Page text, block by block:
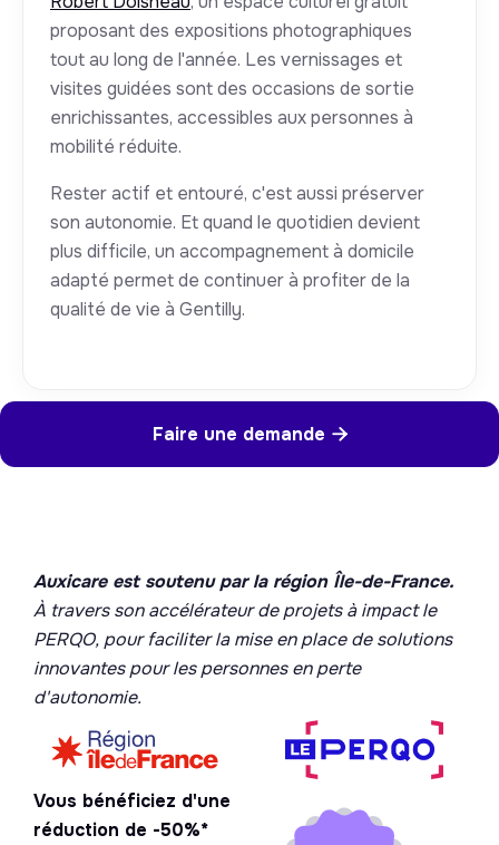
proposant des expositions photographiques
tout au long de l'année. Les vernissages et
visites guidées sont des occasions de sortie
enrichissantes, accessibles aux personnes à
mobilité réduite.
Rester actif et entouré, c'est aussi préserver
son autonomie. Et quand le quotidien devient
plus difficile, un accompagnement à domicile
adapté permet de continuer à profiter de la
qualité de vie à Gentilly.
Faire une demande 
Auxicare est soutenu par la région Île-de-France.
À travers son accélérateur de projets à impact le
PERQO, pour faciliter la mise en place de solutions
innovantes pour les personnes en perte
d'autonomie.
Vous bénéficiez d'une
réduction de -50%*